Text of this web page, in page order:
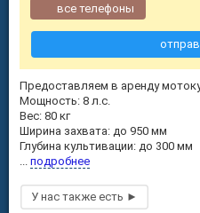
Предоставляем в аренду
Мощность: 8 л.с.
Вес: 80 кг
Ширина захвата: до 950 мм
Глубина культивации: до 300 мм
... подробнее
все телефоны